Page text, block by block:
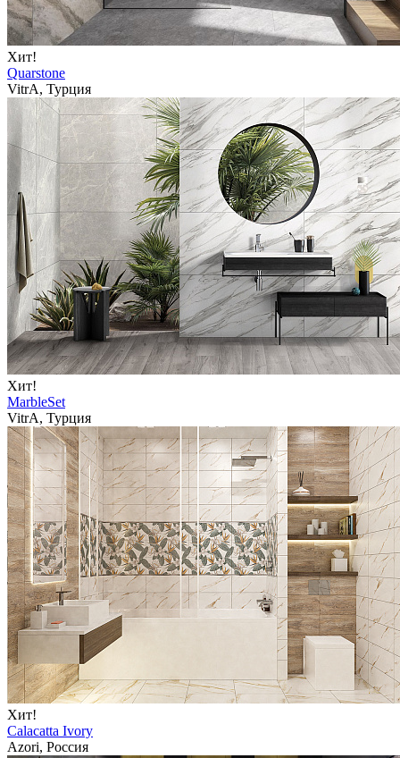
Хит!
Quarstone
VitrA, Турция
Хит!
MarbleSet
VitrA, Турция
Хит!
Calacatta Ivory
Azori, Россия